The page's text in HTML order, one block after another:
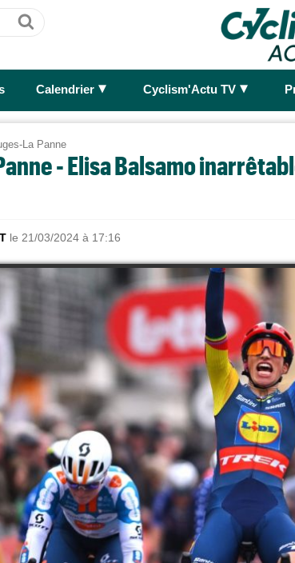
Ok
Calendrier ► Cyclism'Actu TV ►
La Panne
- Elisa Balsamo
le 21/03/2024 à 17:16